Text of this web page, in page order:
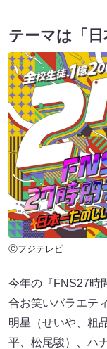
テーマは「日
Ⓒフジテレビ
今年の『FNS27時
合お笑いバラエテ
明星（せいや、粗
平、松尾駿）、ハ